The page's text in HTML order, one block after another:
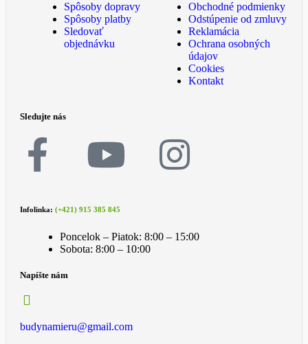
Spôsoby dopravy
Spôsoby platby
Sledovať
objednávku
Obchodné podmienky
Odstúpenie od zmluvy
Reklamácia
Ochrana osobných
údajov
Cookies
Kontakt
Sledujte nás
Infolinka: (+421) 915 385 845
Poncelok – Piatok: 8:00 – 15:00
Sobota: 8:00 – 10:00
Napíšte nám
budynamieru@gmail.com